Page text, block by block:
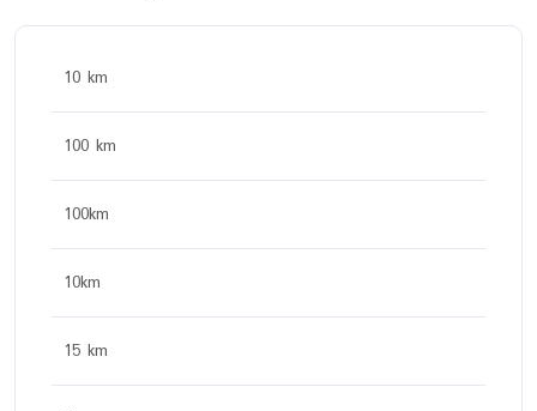
10 km
100 km
100km
10km
15 km